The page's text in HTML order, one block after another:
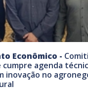
Econômico -
agenda
inovação no